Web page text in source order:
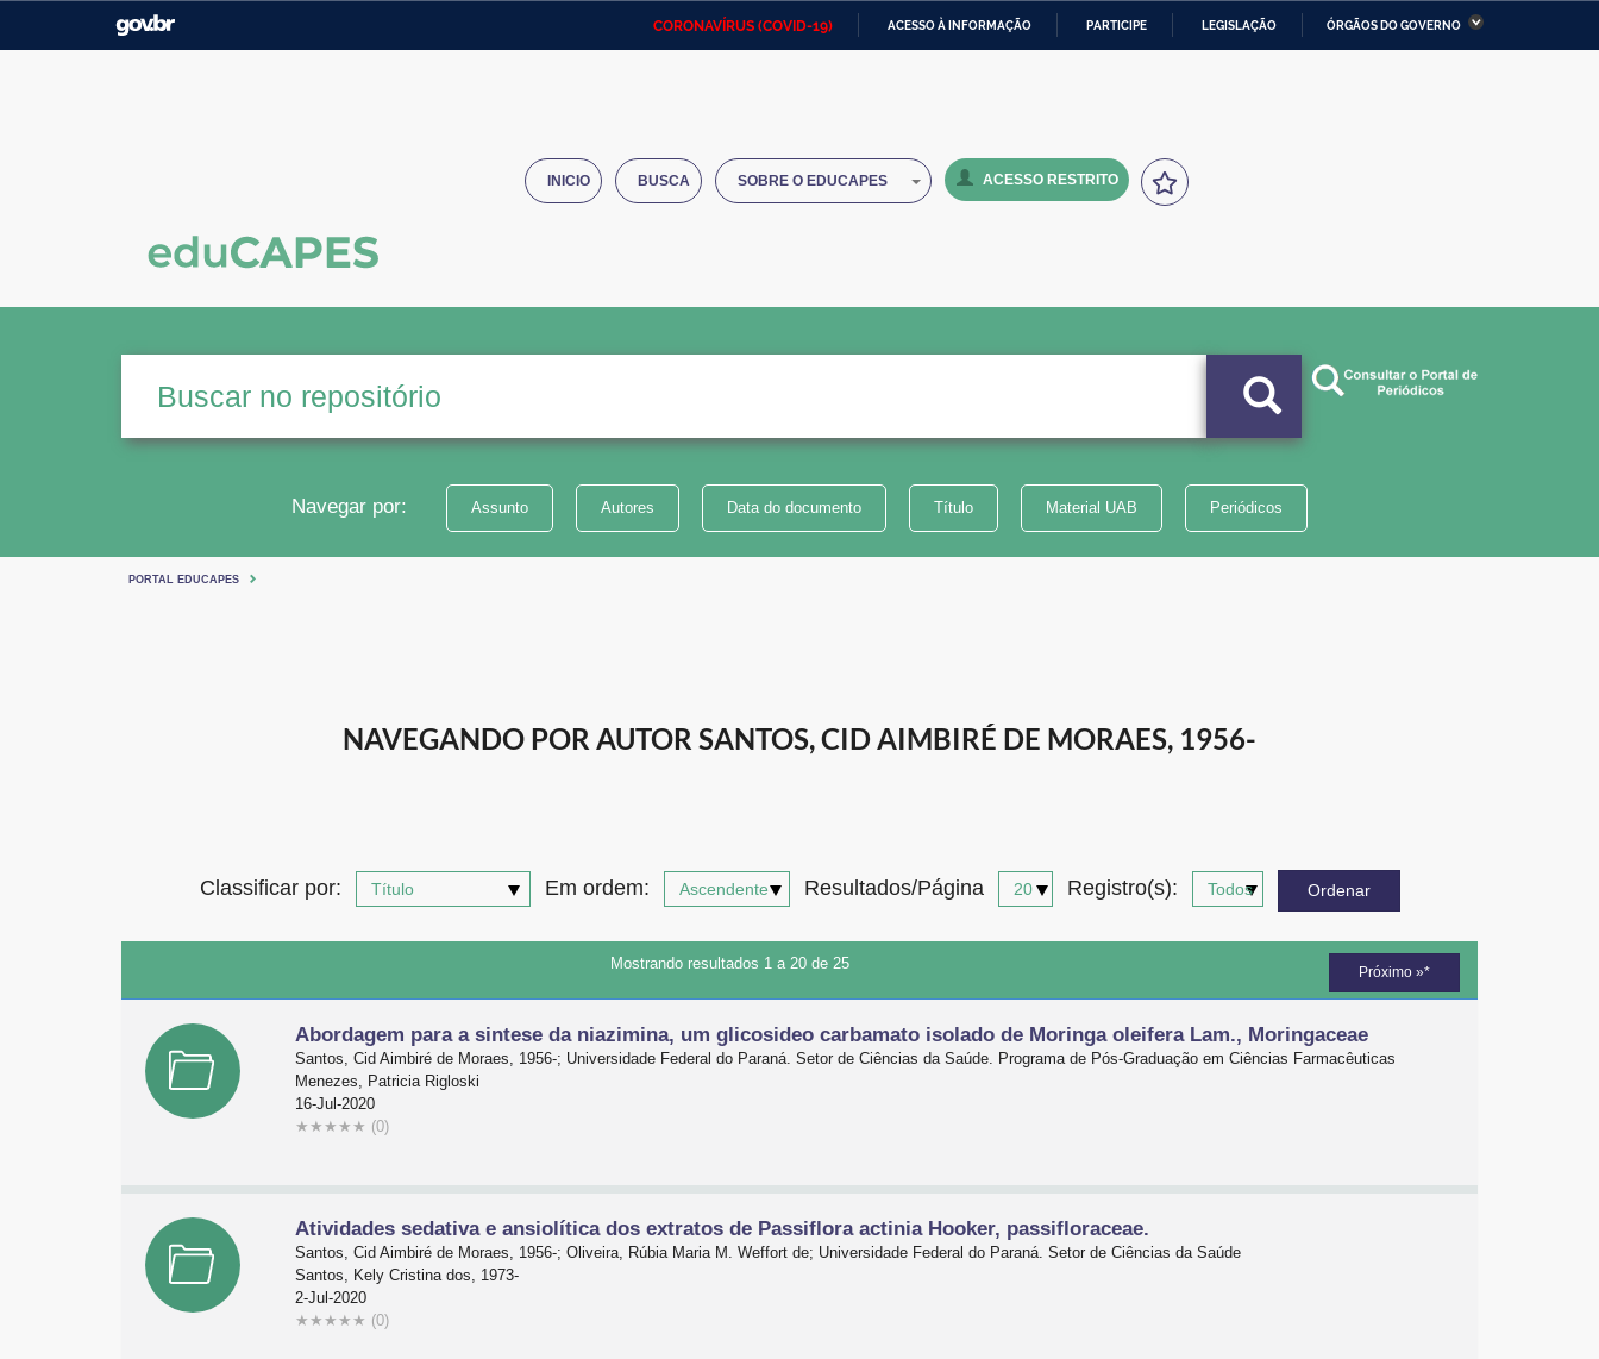
CORONAVÍRUS (COVID-19) ACESSO À INFORMAÇÃO PARTICIPE LEGISLAÇÃO ÓRGÃOS DO GOVERNO
Ministério das Relações
Ministério da Economia Ministério da Infraestrutura
Institucional
INICIO BUSCA SOBRE O EDUCAPES ACESSO RESTRITO
Navegar por: Assunto Autores Data do documento Título Material UAB Periódicos
PORTAL EDUCAPES
NAVEGANDO POR AUTOR SANTOS, CID AIMBIRÉ DE MORAES, 1956-
Classificar por: Em ordem: Resultados/Página Registro(s):
Mostrando resultados 1 a 20 de 25 Próximo »*
Abordagem para a sintese da niazimina, um glicosideo carbamato isolado de Moringa oleifera Lam., Moringaceae
Santos, Cid Aimbiré de Moraes, 1956-; Universidade Federal do Paraná. Setor de Ciências da Saúde. Programa de Pós-Graduação em Ciências Farmacêuticas
Menezes, Patricia Rigloski
16-Jul-2020
★ ★ ★ ★ ★ (0)
Atividades sedativa e ansiolítica dos extratos de Passiflora actinia Hooker, passifloraceae.
Santos, Cid Aimbiré de Moraes, 1956-; Oliveira, Rúbia Maria M. Weffort de; Universidade Federal do Paraná. Setor de Ciências da Saúde
Santos, Kely Cristina dos, 1973-
2-Jul-2020
★ ★ ★ ★ ★ (0)